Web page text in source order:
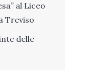
al Liceo
Treviso
delle